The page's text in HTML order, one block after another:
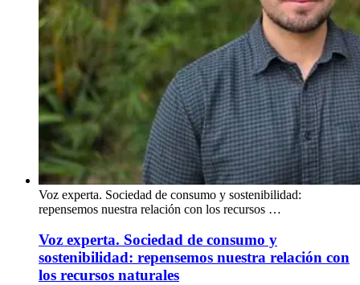
Voz experta. Sociedad de consumo y sostenibilidad:
repensemos nuestra relación con los recursos …
Voz experta. Sociedad de consumo y
sostenibilidad: repensemos nuestra relación con
los recursos naturales